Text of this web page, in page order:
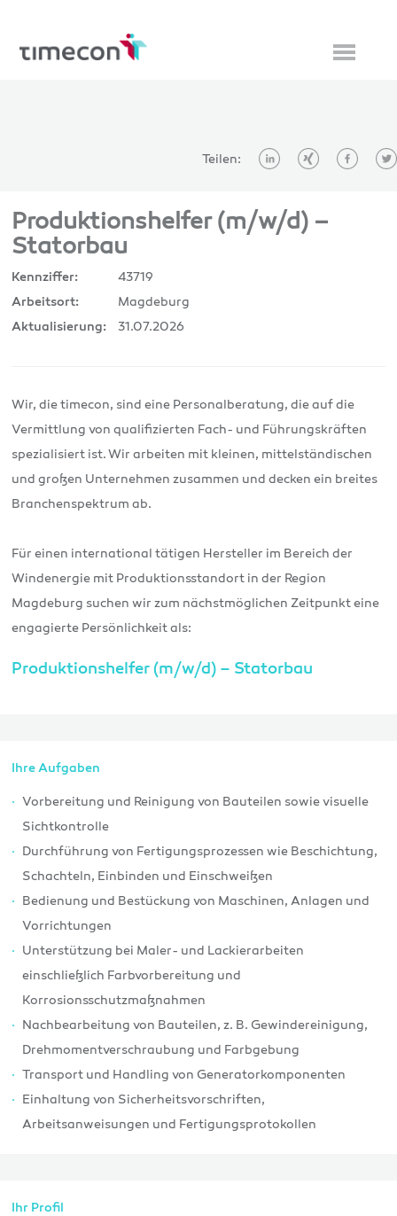
Teilen:
Produktionshelfer (m/w/d) –
Statorbau
Kennziffer: 43719
Arbeitsort: Magdeburg
Aktualisierung: 31.07.2026
Wir, die timecon, sind eine Personalberatung, die auf die
Vermittlung von qualifizierten Fach- und Führungskräften
spezialisiert ist. Wir arbeiten mit kleinen, mittelständischen
und großen Unternehmen zusammen und decken ein breites
Branchenspektrum ab.
Für einen international tätigen Hersteller im Bereich der
Windenergie mit Produktionsstandort in der Region
Magdeburg suchen wir zum nächstmöglichen Zeitpunkt eine
engagierte Persönlichkeit als:
Produktionshelfer (m/w/d) – Statorbau
Ihre Aufgaben
Vorbereitung und Reinigung von Bauteilen sowie visuelle
Sichtkontrolle
Durchführung von Fertigungsprozessen wie Beschichtung,
Schachteln, Einbinden und Einschweißen
Bedienung und Bestückung von Maschinen, Anlagen und
Vorrichtungen
Unterstützung bei Maler- und Lackierarbeiten
einschließlich Farbvorbereitung und
Korrosionsschutzmaßnahmen
Nachbearbeitung von Bauteilen, z. B. Gewindereinigung,
Drehmomentverschraubung und Farbgebung
Transport und Handling von Generatorkomponenten
Einhaltung von Sicherheitsvorschriften,
Arbeitsanweisungen und Fertigungsprotokollen
Ihr Profil